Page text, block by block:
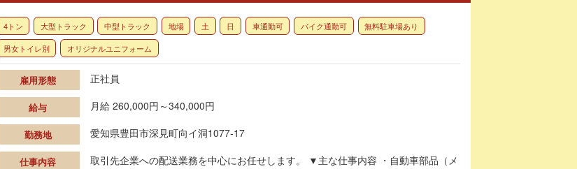
4トン 大型トラック 中型トラック 地場 土 日 車通勤可 バイク通勤可
無料駐車場あり
男女トイレ別
オリジナルユニフォーム
雇用形態 正社員
給与 月給 260,000円～340,000円
勤務地 愛知県豊田市深見町向イ洞1077‐17
仕事内容
取引先企業への配送業務を中心にお任せします。 ▼主な仕事内容 ・自動車部品（メ